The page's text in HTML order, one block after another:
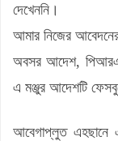
দেখেননি।
আমার নিজের আবেদনের
অবসর আদেশ, পিআরএল
এ মঞ্জুর আদেশটি
আবেগাপ্লুত এহছানে